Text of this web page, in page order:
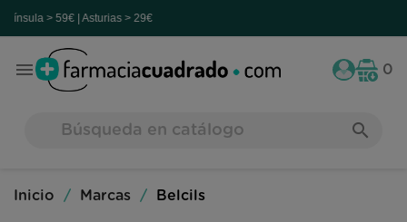
Asturias > 29€
 0
search
Inicio Marcas Belcils